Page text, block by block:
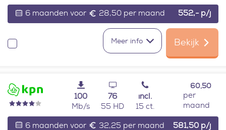
6 maanden voor
28,50 per maand 552,- p/j
Meer info Bekijk
100
Mb/s
76
55 HD
incl.
15 ct.
60,50
per
maand
6 maanden voor
32,25 per maand 581,50 p/j